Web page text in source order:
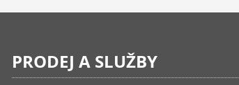
PRODEJ A SLUŽBY